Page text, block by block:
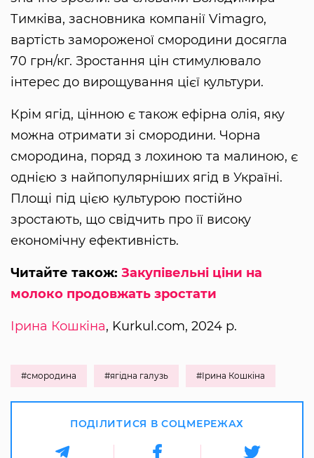
Тимківа, засновника компанії Vimagro,
вартість замороженої смородини досягла
70 грн/кг. Зростання цін стимулювало
інтерес до вирощування цієї культури.
Крім ягід, цінною є також ефірна олія, яку
можна отримати зі смородини. Чорна
смородина, поряд з лохиною та малиною, є
однією з найпопулярніших ягід в Україні.
Площі під цією культурою постійно
зростають, що свідчить про її високу
економічну ефективність.
Читайте також: Закупівельні ціни на
молоко продовжать зростати
Ірина Кошкіна, Kurkul.com, 2024 р.
#смородина #ягідна галузь #Ірина Кошкіна
ПОДІЛИТИСЯ В СОЦМЕРЕЖАХ